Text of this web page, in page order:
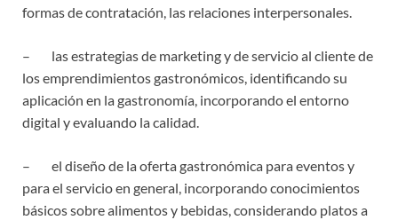
formas de contratación, las relaciones interpersonales.
– las estrategias de marketing y de servicio al cliente de
los emprendimientos gastronómicos, identificando su
aplicación en la gastronomía, incorporando el entorno
digital y evaluando la calidad.
– el diseño de la oferta gastronómica para eventos y
para el servicio en general, incorporando conocimientos
básicos sobre alimentos y bebidas, considerando platos a